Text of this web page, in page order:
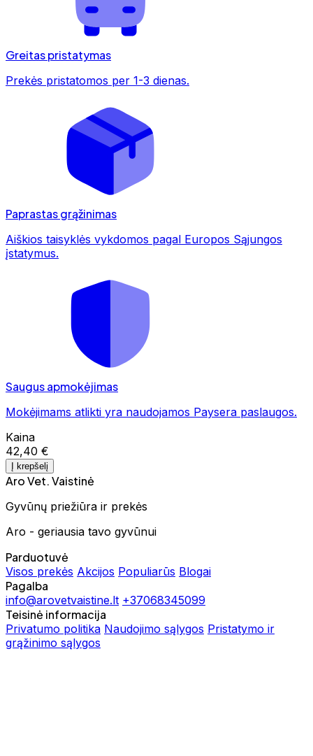
Greitas pristatymas
Prekės pristatomos per 1-3 dienas.
Paprastas grąžinimas
Aiškios taisyklės vykdomos pagal Europos Sąjungos
įstatymus.
Saugus apmokėjimas
Mokėjimams atlikti yra naudojamos Paysera paslaugos.
Kaina
42,40 €
Į krepšelį
Aro Vet. Vaistinė
Gyvūnų priežiūra ir prekės
Aro - geriausia tavo gyvūnui
Parduotuvė
Visos prekės Akcijos Populiarūs Blogai
Pagalba
info@arovetvaistine.lt +37068345099
Teisinė informacija
Privatumo politika Naudojimo sąlygos Pristatymo ir
grąžinimo sąlygos